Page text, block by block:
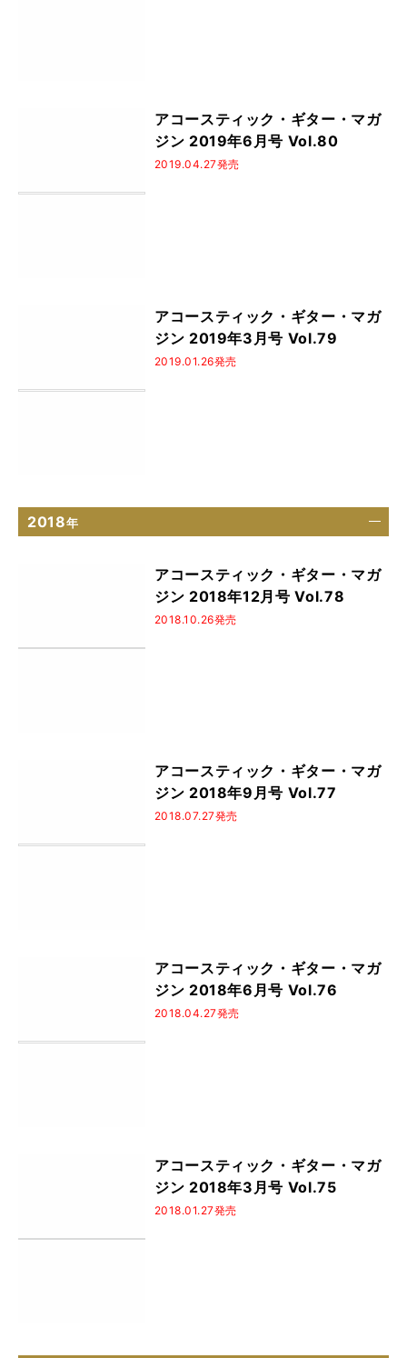
アコースティック・ギター・マガ
ジン 2019年6月号 Vol.80
2019.04.27発売
アコースティック・ギター・マガ
ジン 2019年3月号 Vol.79
2019.01.26発売
2018年
アコースティック・ギター・マガ
ジン 2018年12月号 Vol.78
2018.10.26発売
アコースティック・ギター・マガ
ジン 2018年9月号 Vol.77
2018.07.27発売
アコースティック・ギター・マガ
ジン 2018年6月号 Vol.76
2018.04.27発売
アコースティック・ギター・マガ
ジン 2018年3月号 Vol.75
2018.01.27発売